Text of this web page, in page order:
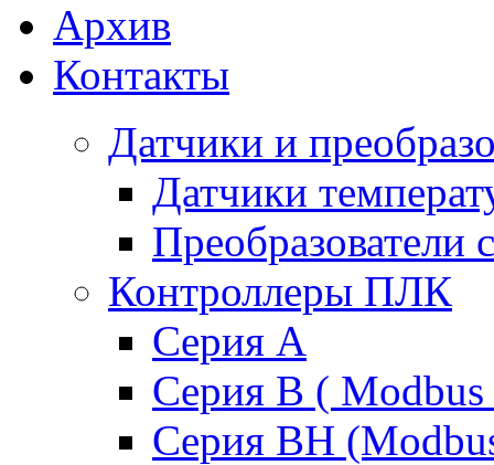
Архив
Контакты
Датчики и
Датчики
Преобразователи
Контроллеры ПЛК
Серия A
Серия В ( Modbus
Серия BH